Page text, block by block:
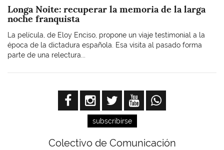
Longa Noite: recuperar la memoria de la larga
noche franquista
La película, de Eloy Enciso, propone un viaje testimonial a la
época de la dictadura española. Esa visita al pasado forma
parte de una relectura...
subscribirse
Colectivo de Comunicación